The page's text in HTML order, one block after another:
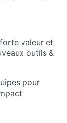
valeur et
outils &
pour